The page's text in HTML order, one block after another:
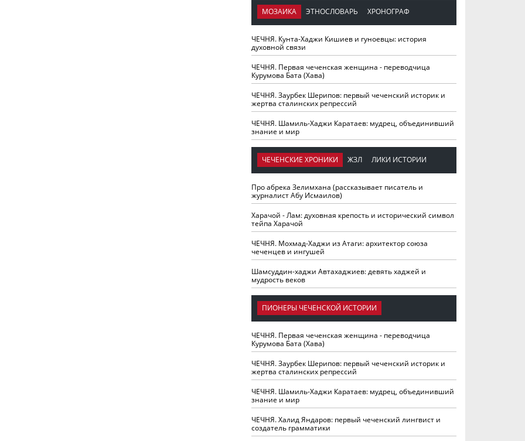
МОЗАИКА ЭТНОСЛОВАРЬ ХРОНОГРАФ
ЧЕЧНЯ. Кунта-Хаджи Кишиев и гуноевцы: история
духовной связи
ЧЕЧНЯ. Первая чеченская женщина - переводчица
Курумова Бата (Хава)
ЧЕЧНЯ. Заурбек Шерипов: первый чеченский историк и
жертва сталинских репрессий
ЧЕЧНЯ. Шамиль-Хаджи Каратаев: мудрец, объединивший
знание и мир
ЧЕЧЕНСКИЕ ХРОНИКИ ЖЗЛ ЛИКИ ИСТОРИИ
Про абрека Зелимхана (рассказывает писатель и
журналист Абу Исмаилов)
Харачой - Лам: духовная крепость и исторический символ
тейпа Харачой
ЧЕЧНЯ. Мохмад-Хаджи из Атаги: архитектор союза
чеченцев и ингушей
Шамсуддин-хаджи Автахаджиев: девять хаджей и
мудрость веков
ПИОНЕРЫ ЧЕЧЕНСКОЙ ИСТОРИИ
ЧЕЧНЯ. Первая чеченская женщина - переводчица
Курумова Бата (Хава)
ЧЕЧНЯ. Заурбек Шерипов: первый чеченский историк и
жертва сталинских репрессий
ЧЕЧНЯ. Шамиль-Хаджи Каратаев: мудрец, объединивший
знание и мир
ЧЕЧНЯ. Халид Яндаров: первый чеченский лингвист и
создатель грамматики